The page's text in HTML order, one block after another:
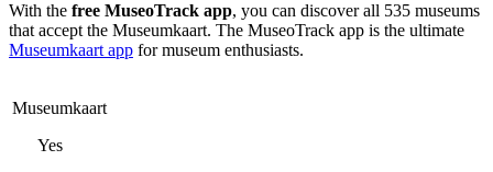
With the free MuseoTrack app, you can discover all 535 museums
that accept the Museumkaart. The MuseoTrack app is the ultimate
Museumkaart app for museum enthusiasts.
Museumkaart
Yes